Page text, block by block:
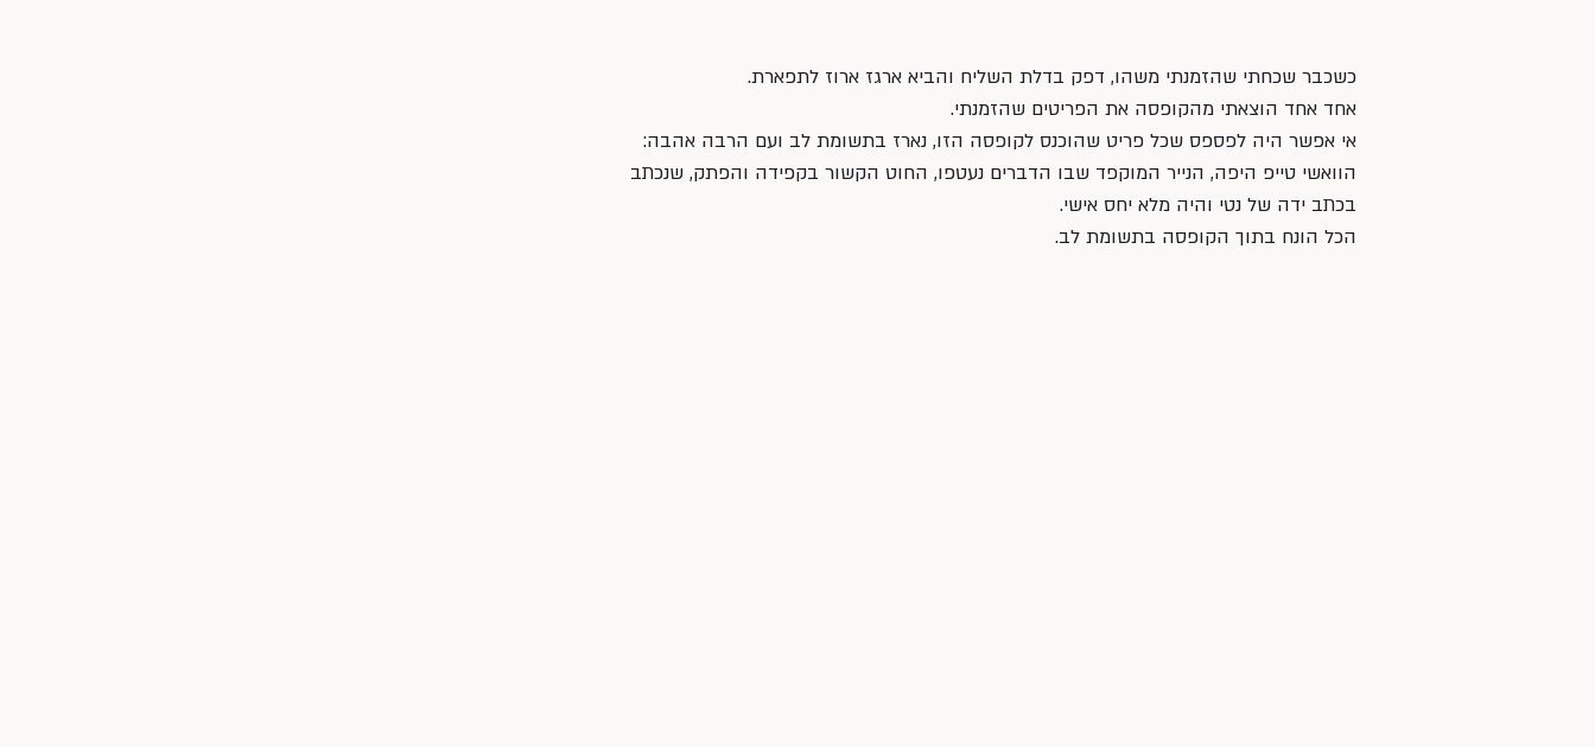
כשכבר שכחתי שהזמנתי משהו, דפק בדלת השליח והביא ארגז ארוז לתפארת.
אחד אחד הוצאתי מהקופסה את הפריטים שהזמנתי.
אי אפשר היה לפספס שכל פריט שהוכנס לקופסה הזו, נארז בתשומת לב ועם הרבה אהבה:
הוואשי טייפ היפה, הנייר המוקפד שבו הדברים נעטפו, החוט הקשור בקפידה והפתק, שנכתב
בכתב ידה של נטי והיה מלא יחס אישי.
הכל הונח בתוך הקופסה בתשומת לב.